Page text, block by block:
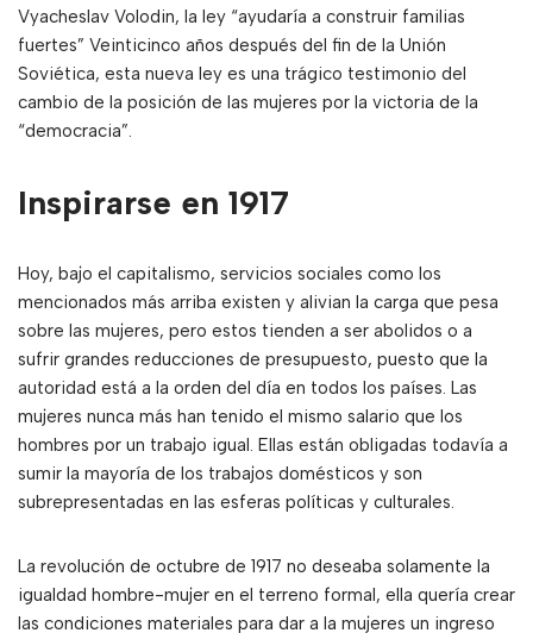
Vyacheslav Volodin, la ley “ayudaría a construir familias
fuertes” Veinticinco años después del fin de la Unión
Soviética, esta nueva ley es una trágico testimonio del
cambio de la posición de las mujeres por la victoria de la
“democracia”.
Inspirarse en 1917
Hoy, bajo el capitalismo, servicios sociales como los
mencionados más arriba existen y alivian la carga que pesa
sobre las mujeres, pero estos tienden a ser abolidos o a
sufrir grandes reducciones de presupuesto, puesto que la
autoridad está a la orden del día en todos los países. Las
mujeres nunca más han tenido el mismo salario que los
hombres por un trabajo igual. Ellas están obligadas todavía a
sumir la mayoría de los trabajos domésticos y son
subrepresentadas en las esferas políticas y culturales.
La revolución de octubre de 1917 no deseaba solamente la
igualdad hombre-mujer en el terreno formal, ella quería crear
las condiciones materiales para dar a la mujeres un ingreso